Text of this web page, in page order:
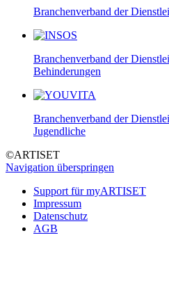
Branchenverband der
Branchenverband der
Behinderungen
Branchenverband der
Jugendliche
©ARTISET
Navigation überspringen
Support für myARTISET
Impressum
Datenschutz
AGB